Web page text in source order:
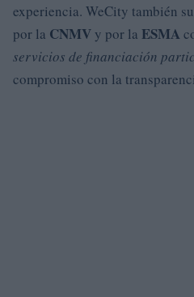
experiencia. WeCity también
por la CNMV y por la ESMA
servicios de financiación
compromiso con la